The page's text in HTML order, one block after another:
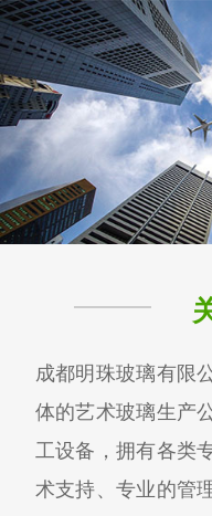
成都明珠玻璃有限
体的艺术玻璃生产
工设备，拥有各类
术支持、专业的管